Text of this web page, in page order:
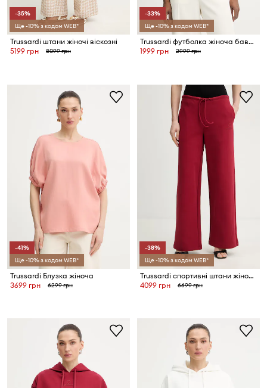
-35%
Ще -10% з кодом WEB*
Trussardi штани жіночі віскозні
5199 грн
8099 грн
-33%
Ще -10% з кодом WEB*
Trussardi футболка жіноча бавовняна
1999 грн
2999 грн
-41%
Ще -10% з кодом WEB*
Trussardi Блузка жіноча
3699 грн
6299 грн
-38%
Ще -10% з кодом WEB*
Trussardi спортивні штани жіночі бавовняні
4099 грн
6699 грн